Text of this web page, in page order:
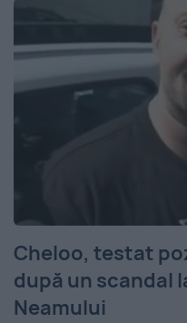
Cheloo, testat
după un scandal
Neamului